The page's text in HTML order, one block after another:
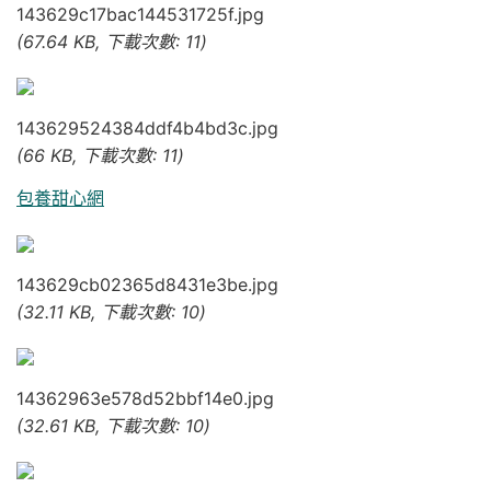
143629c17bac144531725f.jpg
(67.64 KB, 下載次數: 11)
143629524384ddf4b4bd3c.jpg
(66 KB, 下載次數: 11)
包養甜心網
143629cb02365d8431e3be.jpg
(32.11 KB, 下載次數: 10)
14362963e578d52bbf14e0.jpg
(32.61 KB, 下載次數: 10)